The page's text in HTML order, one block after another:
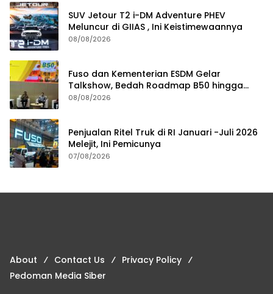
SUV Jetour T2 i-DM Adventure PHEV
Meluncur di GIIAS , Ini Keistimewaannya
08/08/2026
Fuso dan Kementerian ESDM Gelar
Talkshow, Bedah Roadmap B50 hingga
Dampaknya
08/08/2026
Penjualan Ritel Truk di RI Januari -Juli 2026
Melejit, Ini Pemicunya
07/08/2026
About Contact Us
Privacy Policy
Pedoman Media Siber